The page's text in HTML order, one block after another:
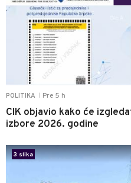
POLITIKA Pre 5 h
CIK objavio kako će
izbore 2026. godine
3 slika